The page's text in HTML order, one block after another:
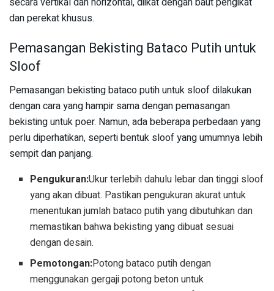
dan perekat khusus.
Pemasangan Bekisting Bataco Putih untuk
Sloof
Pemasangan bekisting bataco putih untuk sloof dilakukan
dengan cara yang hampir sama dengan pemasangan
bekisting untuk poer. Namun, ada beberapa perbedaan yang
perlu diperhatikan, seperti bentuk sloof yang umumnya lebih
sempit dan panjang.
Pengukuran:Ukur terlebih dahulu lebar dan tinggi sloof
yang akan dibuat. Pastikan pengukuran akurat untuk
menentukan jumlah bataco putih yang dibutuhkan dan
memastikan bahwa bekisting yang dibuat sesuai
dengan desain.
Pemotongan:Potong bataco putih dengan
menggunakan gergaji potong beton untuk